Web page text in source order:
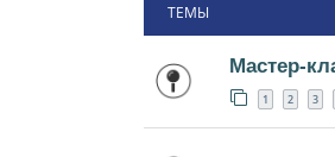
ТЕМЫ
Мастер-
1 2 3